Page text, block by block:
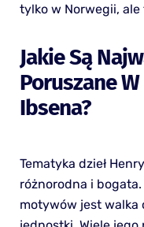
tylko w Norwegii, ale
Jakie Są
Poruszane
Ibsena?
Tematyka dzieł
różnorodna i
motywów jest walka